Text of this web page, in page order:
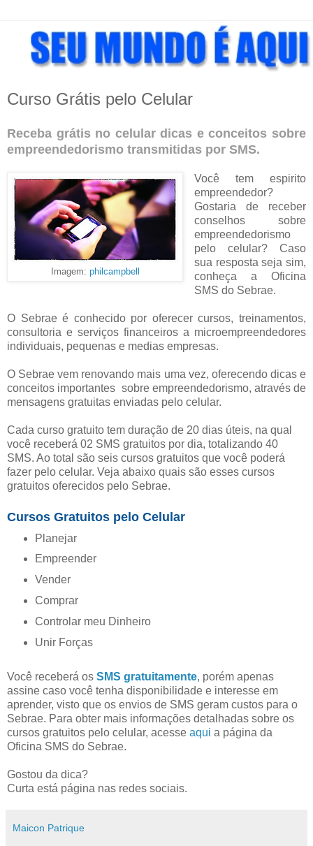
Curso Grátis pelo Celular
Receba grátis no celular dicas e conceitos sobre
empreendedorismo transmitidas por SMS.
Imagem: philcampbell
Você tem espirito
empreendedor?
Gostaria de receber
conselhos sobre
empreendedorismo
pelo celular? Caso
sua resposta seja sim,
conheça a Oficina
SMS do Sebrae.
O Sebrae é conhecido por oferecer cursos, treinamentos,
consultoria e serviços financeiros a microempreendedores
individuais, pequenas e medias empresas.
O Sebrae vem renovando mais uma vez, oferecendo dicas e
conceitos importantes sobre empreendedorismo, através de
mensagens gratuitas enviadas pelo celular.
Cada curso gratuito tem duração de 20 dias úteis, na qual
você receberá 02 SMS gratuitos por dia, totalizando 40
SMS. Ao total são seis cursos gratuitos que você poderá
fazer pelo celular. Veja abaixo quais são esses cursos
gratuitos oferecidos pelo Sebrae.
Cursos Gratuitos pelo Celular
Planejar
Empreender
Vender
Comprar
Controlar meu Dinheiro
Unir Forças
Você receberá os SMS gratuitamente, porém apenas
assine caso você tenha disponibilidade e interesse em
aprender, visto que os envios de SMS geram custos para o
Sebrae. Para obter mais informações detalhadas sobre os
cursos gratuitos pelo celular, acesse aqui a página da
Oficina SMS do Sebrae.
Gostou da dica?
Curta está página nas redes sociais.
Maicon Patrique